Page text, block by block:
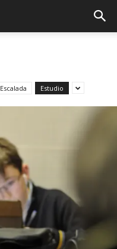
Escalada Estudio